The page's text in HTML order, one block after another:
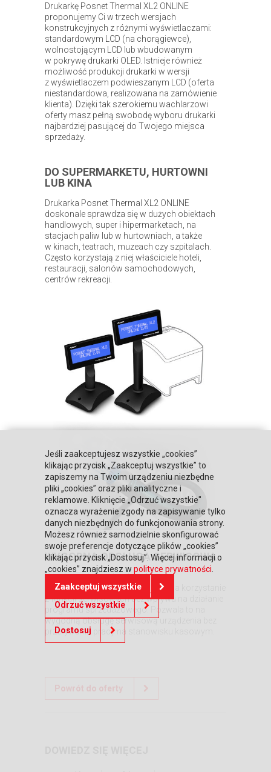
Drukarkę Posnet Thermal XL2 ONLINE
proponujemy Ci w trzech wersjach
konstrukcyjnych z różnymi wyświetlaczami:
standardowym LCD (na chorągiewce),
wolnostojącym LCD lub wbudowanym
w pokrywę drukarki OLED. Istnieje również
możliwość produkcji drukarki w wersji
z wyświetlaczem podwieszanym LCD (oferta
niestandardowa, realizowana na zamówienie
klienta). Dzięki tak szerokiemu wachlarzowi
oferty masz pełną swobodę wyboru drukarki
najbardziej pasującej do Twojego miejsca
sprzedaży.
DO SUPERMARKETU, HURTOWNI
LUB KINA
Drukarka Posnet Thermal XL2 ONLINE
doskonale sprawdza się w dużych obiektach
handlowych, super i hipermarketach, na
stacjach paliw lub w hurtowniach, a także
w kinach, teatrach, muzeach czy szpitalach.
Często korzystają z niej właściciele hoteli,
restauracji, salonów samochodowych,
centrów rekreacji.
WYGODNA OBSŁUGA SERWISOWA
Kanał serwisowy jest interfejsem
komunikacyjnym, który pozwala na korzystanie
z funkcji serwisowych bez wpływu na działanie
programu sprzedażowego. Pozwala to na
wygodną obsługę serwisową urządzenia bez
przerywania pracy na stanowisku kasowym.
Powrót do oferty
Jeśli zaakceptujesz wszystkie „cookies”
klikając przycisk „Zaakceptuj wszystkie” to
zapiszemy na Twoim urządzeniu niezbędne
pliki „cookies” oraz pliki analityczne i
reklamowe. Kliknięcie „Odrzuć wszystkie"
oznacza wyrażenie zgody na zapisywanie tylko
danych niezbędnych do funkcjonowania strony.
Możesz również samodzielnie skonfigurować
swoje preferencje dotyczące plików „cookies”
klikając przycisk „Dostosuj”. Więcej informacji o
„cookies” znajdziesz w polityce prywatności
Zaakceptuj wszystkie
Odrzuć wszystkie
Dostosuj